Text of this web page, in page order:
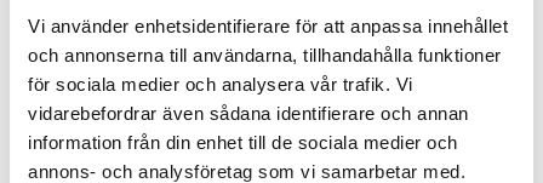
Vi använder enhetsidentifierare för att anpassa innehållet
och annonserna till användarna, tillhandahålla funktioner
för sociala medier och analysera vår trafik. Vi
vidarebefordrar även sådana identifierare och annan
information från din enhet till de sociala medier och
annons- och analysföretag som vi samarbetar med.
Mecmesin Cable Cam grip är en enkel fixtur för dragtest upp till 5 kN
av bland annat kablar, kabelskor mm
LÄS MER